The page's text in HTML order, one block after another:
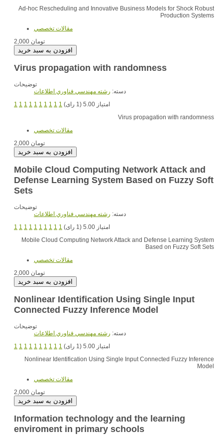
Ad-hoc Rescheduling and Innovative Business Models for Shock Robust
Production Systems
مقالات تخصصي
2,000 تومان
Virus propagation with randomness
توضیحات
دسته: رشته مهندسي فناوري اطلاعات
1 1 1 1 1 1 1 1 1 1
امتیاز 5.00 (1 رای)
Virus propagation with randomness
مقالات تخصصي
2,000 تومان
Mobile Cloud Computing Network Attack and
Defense Learning System Based on Fuzzy Soft
Sets
توضیحات
دسته: رشته مهندسي فناوري اطلاعات
1 1 1 1 1 1 1 1 1 1
امتیاز 5.00 (1 رای)
Mobile Cloud Computing Network Attack and Defense Learning System
Based on Fuzzy Soft Sets
مقالات تخصصي
2,000 تومان
Nonlinear Identification Using Single Input
Connected Fuzzy Inference Model
توضیحات
دسته: رشته مهندسي فناوري اطلاعات
1 1 1 1 1 1 1 1 1 1
امتیاز 5.00 (1 رای)
Nonlinear Identification Using Single Input Connected Fuzzy Inference
Model
مقالات تخصصي
2,000 تومان
Information technology and the learning
enviroment in primary schools